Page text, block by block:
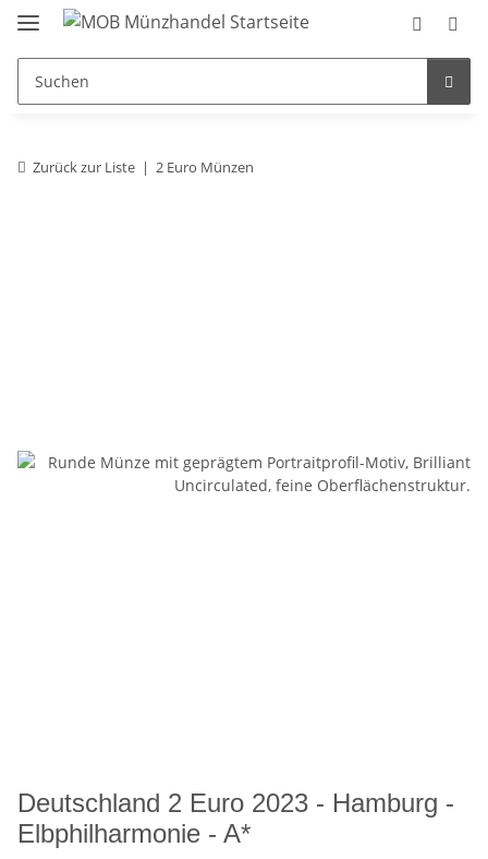
Zurück zur Liste 2 Euro Münzen
Deutschland 2 Euro 2023 - Hamburg -
Elbphilharmonie - A*